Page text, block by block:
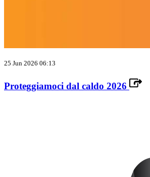
25 Jun 2026 06:13
Proteggiamoci dal caldo 2026